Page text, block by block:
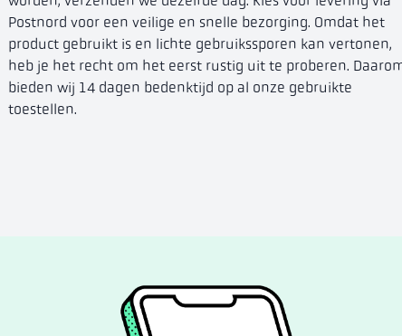
Postnord voor een veilige en snelle bezorging. Omdat het
product gebruikt is en lichte gebruikssporen kan vertonen,
heb je het recht om het eerst rustig uit te proberen.
bieden wij 14 dagen bedenktijd op al onze gebruikte
toestellen.